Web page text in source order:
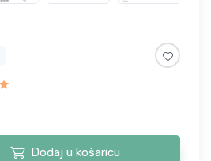
Dodaj u košaricu